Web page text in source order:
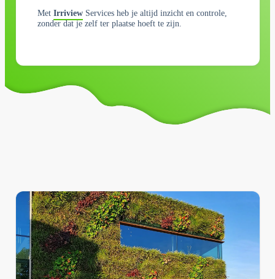
Met Irriview Services heb je altijd inzicht en controle,
zonder dat je zelf ter plaatse hoeft te zijn.